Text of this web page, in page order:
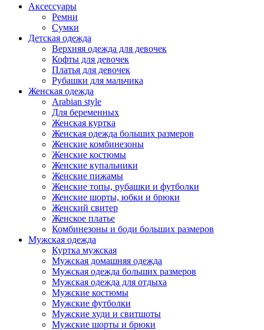
Аксессуары
Ремни
Сумки
Детская одежда
Верхняя одежда для девочек
Кофты для девочек
Платья для девочек
Рубашки для мальчика
Женская одежда
Arabian style
Для беременных
Женская куртка
Женская одежда больших размеров
Женские комбинезоны
Женские костюмы
Женские купальники
Женские пижамы
Женские топы, рубашки и футболки
Женские шорты, юбки и брюки
Женский свитер
Женское платье
Комбинезоны и боди больших размеров
Мужская одежда
Куртка мужская
Мужская домашняя одежда
Мужская одежда больших размеров
Мужская одежда для отдыха
Мужские костюмы
Мужские футболки
Мужские худи и свитшоты
Мужские шорты и брюки